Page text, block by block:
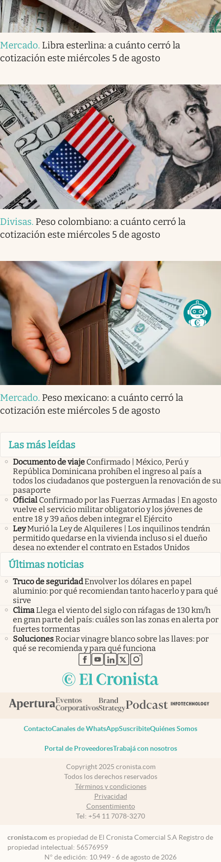
Mercado. Libra esterlina: a cuánto cerró la
cotización este miércoles 5 de agosto
Divisas. Peso colombiano: a cuánto cerró la
cotización este miércoles 5 de agosto
Mercado. Peso mexicano: a cuánto cerró la
cotización este miércoles 5 de agosto
Las más leídas
Documento de viaje Confirmado | México, Perú y
República Dominicana prohíben el ingreso al país a
todos los ciudadanos que posterguen la renovación de su
pasaporte
Oficial Confirmado por las Fuerzas Armadas | En agosto
vuelve el servicio militar obligatorio y los jóvenes de
entre 18 y 39 años deben integrar el Ejército
LeyMurió la Ley de Alquileres | Los inquilinos tendrán
permitido quedarse en la vivienda incluso si el dueño
desea no extender el contrato en Estados Unidos
Últimas noticias
Truco de seguridadEnvolver los dólares en papel
aluminio: por qué recomiendan tanto hacerlo y para qué
sirve
ClimaLlega el viento del siglo con ráfagas de 130 km/h
en gran parte del país: cuáles son las zonas en alerta por
fuertes tormentas
SolucionesRociar vinagre blanco sobre las llaves: por
qué se recomienda y para qué funciona
abre en nueva pestaña
abre en nueva pestaña
abre en nueva pestaña
abre en nueva pestaña
abre en nueva pestaña
ContactoCanales de WhatsAppSuscribiteQuiénes Somos
Portal de ProveedoresTrabajá con nosotros
Copyright 2025 cronista.com
Todos los derechos reservados
Términos y condiciones
Privacidad
Consentimiento
Tel: +54 11 7078-3270
cronista.com es propiedad de El Cronista Comercial S.A Registro de
propiedad intelectual: 56576959
N° de edición: 10.949 - 6 de agosto de 2026